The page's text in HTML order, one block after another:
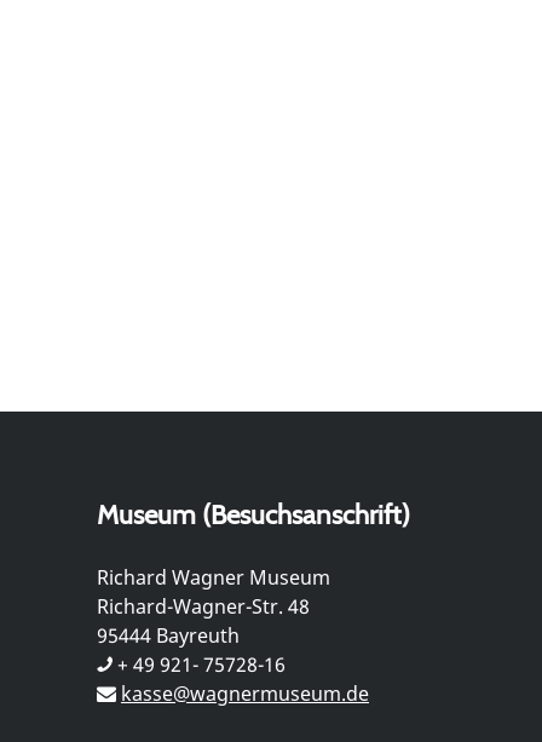
Museum (Besuchsanschrift)
Richard Wagner Museum
Richard-Wagner-Str. 48
95444 Bayreuth
+ 49 921- 75728-16
kasse@wagnermuseum.de